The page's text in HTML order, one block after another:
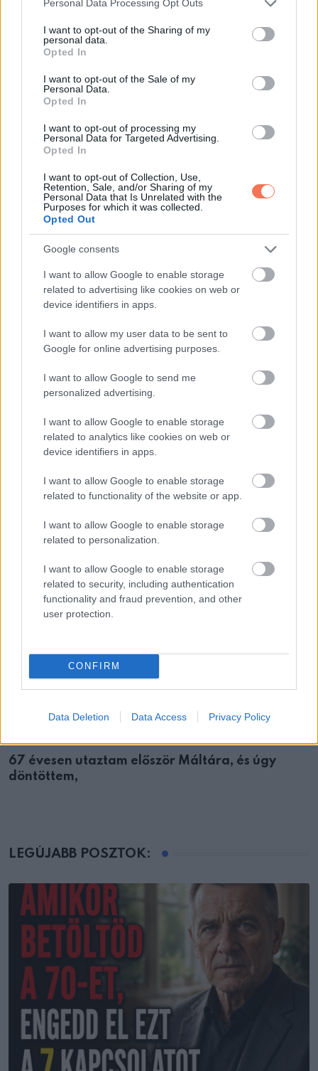
not limited to your visit or usage behaviour. You may click to
grant or deny consent to Google and its third-party tags to
use your data for below specified purposes in below Google
consent section.
Personal Data Processing Opt Outs
I want to opt-out of the Sharing of my
personal data.
Opted In
I want to opt-out of the Sale of my
Personal Data.
Opted In
I want to opt-out of processing my
Personal Data for Targeted Advertising.
Opted In
I want to opt-out of Collection, Use,
Retention, Sale, and/or Sharing of my
Personal Data that Is Unrelated with the
Purposes for which it was collected.
Opted Out
Google consents
I want to allow Google to enable storage
related to advertising like cookies on web or
device identifiers in apps.
I want to allow my user data to be sent to
Google for online advertising purposes.
I want to allow Google to send me
personalized advertising.
I want to allow Google to enable storage
related to analytics like cookies on web or
device identifiers in apps.
I want to allow Google to enable storage
related to functionality of the website or app.
I want to allow Google to enable storage
related to personalization.
I want to allow Google to enable storage
related to security, including authentication
functionality and fraud prevention, and other
user protection.
CONFIRM
Data Deletion Data Access Privacy Policy
Oszd meg ezt a posztot:
via
Email
ELŐZŐ POSZT
KÖVETKEZŐ POSZT
5 apa és fia, akik humoruknál vannak
További bejegyzések
67 évesen utaztam először Máltára, és úgy
döntöttem,
LEGÚJABB POSZTOK: